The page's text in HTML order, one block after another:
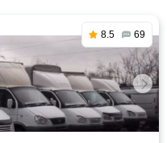
8.5 69